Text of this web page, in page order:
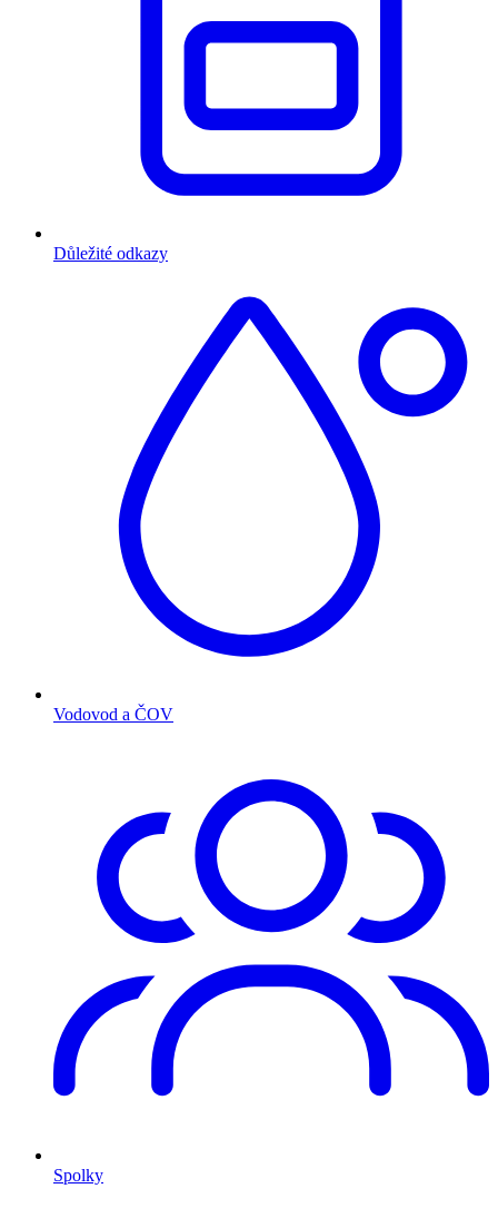
Důležité odkazy
Vodovod a ČOV
Spolky